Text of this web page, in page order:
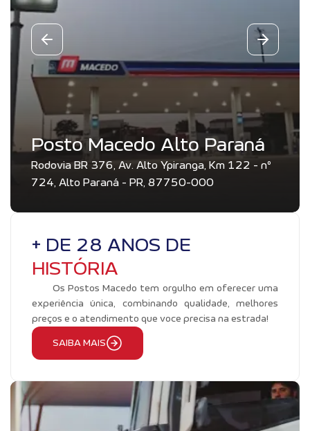
Posto Macedo Alto Paraná
Rodovia BR 376, Av. Alto Ypiranga, Km 122 - nº
724, Alto Paraná - PR, 87750-000
+ DE 28 ANOS DE
HISTÓRIA
Os Postos Macedo tem orgulho em oferecer uma
experiência única, combinando qualidade, melhores
preços e o atendimento que voce precisa na estrada!
SAIBA MAIS